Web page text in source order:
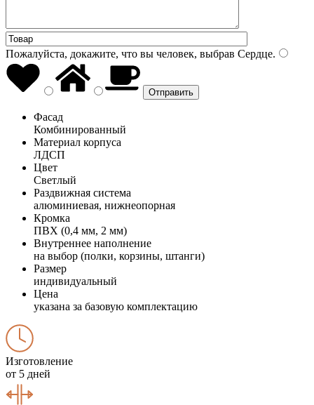
Пожалуйста, докажите, что вы человек, выбрав Сердце.
Фасад
Комбинированный
Материал корпуса
ЛДСП
Цвет
Светлый
Раздвижная система
алюминиевая, нижнеопорная
Кромка
ПВХ (0,4 мм, 2 мм)
Внутреннее наполнение
на выбор (полки, корзины, штанги)
Размер
индивидуальный
Цена
указана за базовую комплектацию
Изготовление
от 5 дней